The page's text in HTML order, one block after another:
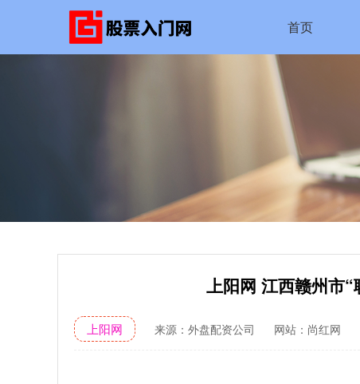
首页
上阳网 江西赣州市
上阳网 来源：外盘配资公司 网站：尚红网